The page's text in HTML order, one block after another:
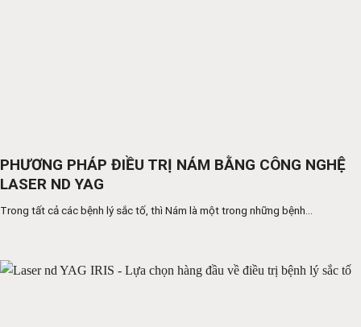
PHƯƠNG PHÁP ĐIỀU TRỊ NÁM BẰNG CÔNG NGHỆ
LASER ND YAG
Trong tất cả các bệnh lý sắc tố, thì Nám là một trong những bệnh...